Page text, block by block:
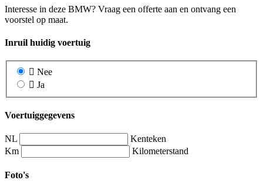
Interesse in deze BMW? Vraag een offerte aan en ontvang een
voorstel op maat.
Inruil huidig voertuig
Nee
Ja
Voertuiggegevens
NL
Kenteken
Km
Kilometerstand
Foto's